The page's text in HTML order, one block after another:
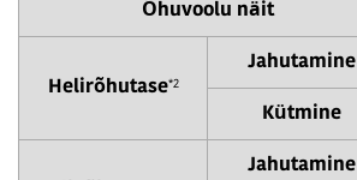
Õhuvoolu näit
Helirõhutase*2
Jahutamine
Kütmine
Jahutamine